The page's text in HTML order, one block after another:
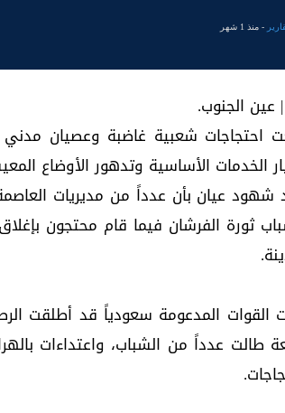
- منذ 1 شهر
عين الجنوب.
احتجاجات شعبية غاضبة وعصيان مدني
الخدمات الأساسية وتدهور الأوضاع
شهود عيان بأن عدداً من مديريات
ثورة الفرشان فيما قام محتجون
القوات المدعومة سعودياً قد أطلقت
طالت عدداً من الشباب، واعتداءات